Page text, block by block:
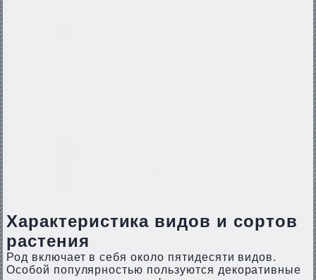
Характеристика видов и сортов
растения
Род включает в себя около пятидесяти видов.
Особой популярностью пользуются декоративные